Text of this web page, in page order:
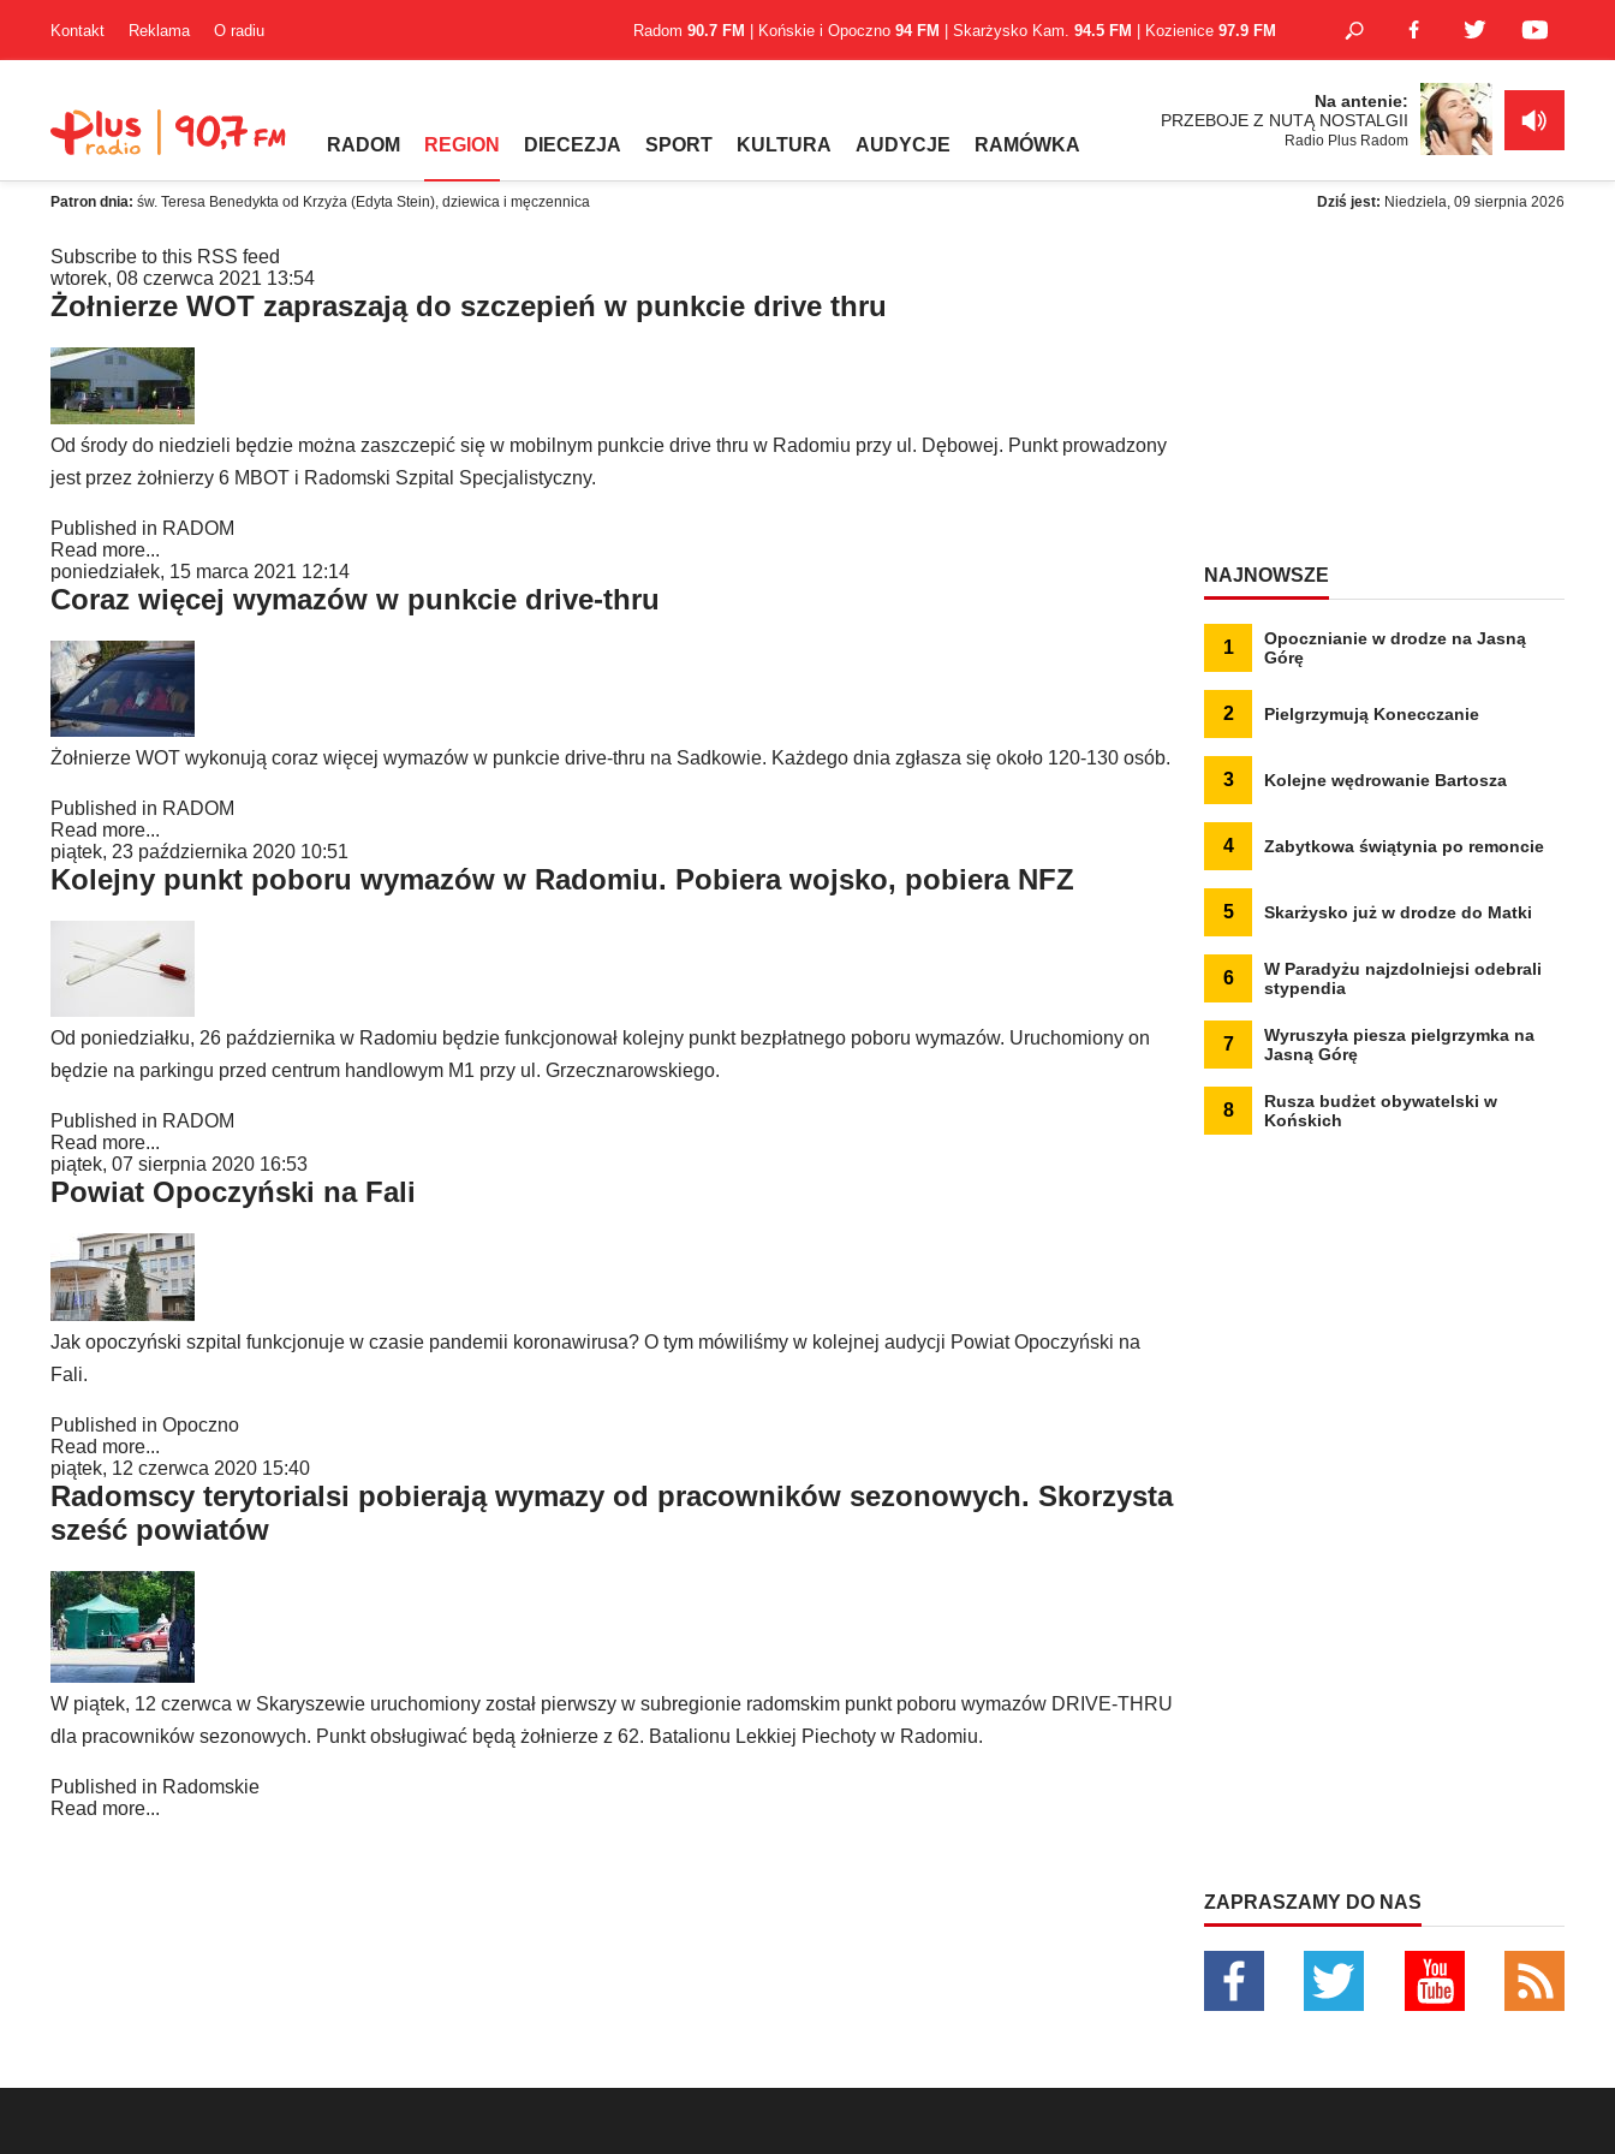
Kontakt Reklama O radiu Radom 90.7 FM | Końskie i Opoczno 94 FM | Skarżysko Kam. 94.5 FM | Kozienice 97.9 FM
RADOM REGION DIECEZJA SPORT KULTURA AUDYCJE RAMÓWKA
Na antenie:
PRZEBOJE Z NUTĄ NOSTALGII
Radio Plus Radom
Patron dnia: św. Teresa Benedykta od Krzyża (Edyta Stein), dziewica i męczennica Dziś jest: Niedziela, 09 sierpnia 2026
Subscribe to this RSS feed
wtorek, 08 czerwca 2021 13:54
Żołnierze WOT zapraszają do szczepień w punkcie drive thru
Od środy do niedzieli będzie można zaszczepić się w mobilnym punkcie drive thru w Radomiu przy ul. Dębowej. Punkt prowadzony
jest przez żołnierzy 6 MBOT i Radomski Szpital Specjalistyczny.
Published in RADOM
Read more...
poniedziałek, 15 marca 2021 12:14
Coraz więcej wymazów w punkcie drive-thru
Żołnierze WOT wykonują coraz więcej wymazów w punkcie drive-thru na Sadkowie. Każdego dnia zgłasza się około 120-130 osób.
Published in RADOM
Read more...
piątek, 23 października 2020 10:51
Kolejny punkt poboru wymazów w Radomiu. Pobiera wojsko, pobiera NFZ
Od poniedziałku, 26 października w Radomiu będzie funkcjonował kolejny punkt bezpłatnego poboru wymazów. Uruchomiony on
będzie na parkingu przed centrum handlowym M1 przy ul. Grzecznarowskiego.
Published in RADOM
Read more...
piątek, 07 sierpnia 2020 16:53
Powiat Opoczyński na Fali
Jak opoczyński szpital funkcjonuje w czasie pandemii koronawirusa? O tym mówiliśmy w kolejnej audycji Powiat Opoczyński na
Fali.
Published in Opoczno
Read more...
piątek, 12 czerwca 2020 15:40
Radomscy terytorialsi pobierają wymazy od pracowników sezonowych. Skorzysta
sześć powiatów
W piątek, 12 czerwca w Skaryszewie uruchomiony został pierwszy w subregionie radomskim punkt poboru wymazów DRIVE-THRU
dla pracowników sezonowych. Punkt obsługiwać będą żołnierze z 62. Batalionu Lekkiej Piechoty w Radomiu.
Published in Radomskie
Read more...
NAJNOWSZE
1
Opocznianie w drodze na Jasną
Górę
2 Pielgrzymują Konecczanie
3 Kolejne wędrowanie Bartosza
4 Zabytkowa świątynia po remoncie
5 Skarżysko już w drodze do Matki
6
W Paradyżu najzdolniejsi odebrali
stypendia
7
Wyruszyła piesza pielgrzymka na
Jasną Górę
8
Rusza budżet obywatelski w
Końskich
ZAPRASZAMY DO NAS